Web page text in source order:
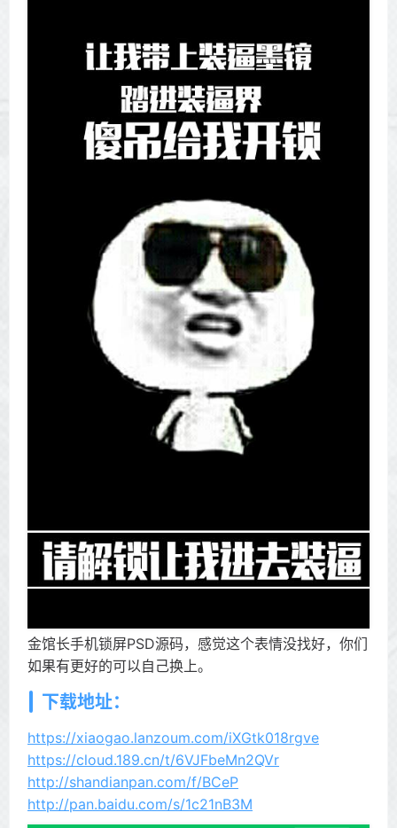
金馆长手机锁屏PSD源码，感觉这个表情没找好，你们
如果有更好的可以自己换上。
下载地址：
https://xiaogao.lanzoum.com/iXGtk018rgve
https://cloud.189.cn/t/6VJFbeMn2QVr
http://shandianpan.com/f/BCeP
http://pan.baidu.com/s/1c21nB3M